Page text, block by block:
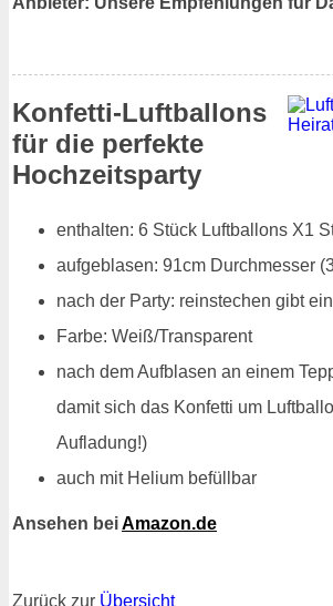
Konfetti-Luftballons
für die perfekte
Hochzeitsparty
enthalten: 6 Stück Luftballons X1
aufgeblasen: 91cm Durchmesser
nach der Party: reinstechen gibt
Farbe: Weiß/Transparent
nach dem Aufblasen an einem
damit sich das Konfetti um
Aufladung!)
auch mit Helium befüllbar
Ansehen beiAmazon.de
Zurück zur Übersicht